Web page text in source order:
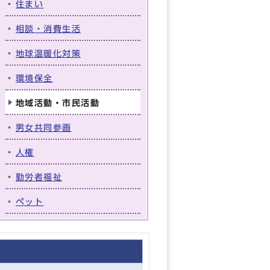
住まい
相談・消費生活
地球温暖化対策
環境保全
地域活動・市民活動
男女共同参画
人権
勤労者福祉
ペット